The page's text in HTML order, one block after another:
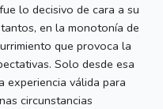
lo decisivo de cara a su
en la monotonía de
que provoca la
Solo desde esa
experiencia válida para
circunstancias